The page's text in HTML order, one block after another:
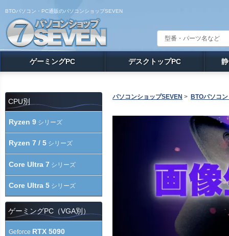
BTOパソコン・PC通販のパソコンショップSEVEN
ゲーミングPC デスクトップPC
パソコンショップSEVEN > BTOパソコ
CPU別
Ryzen 9 シリーズ
Ryzen 7 / 5 シリーズ
Core Ultra 7 シリーズ
Core Ultra 5 シリーズ
ゲーミングPC（VGA別）
Geforce RTX 5090